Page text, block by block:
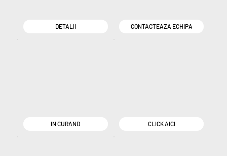
DETALII CONTACTEAZA ECHIPA
IN CURAND CLICK AICI